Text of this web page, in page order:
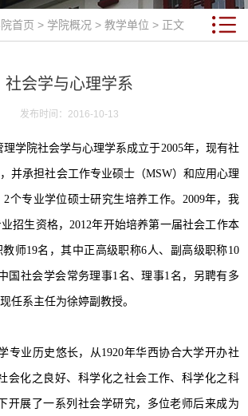
首页 > 学院概况 >教学单位 > 正文
社会学与心理学系
发布时间：2016-10-13
理学院社会学与心理学系成立于2005年，现有社
并承担社会工作专业硕士（MSW）和应用心理
个专业学位硕士研究生培养工作。2009年，我
招生资格，2012年开始培养第一届社会工作本
师19名，其中正高级职称6人、副高级职称10
国社会学会常务理事1名、理事1名，另聘有多
任系主任为徐婷副教授。
专业历史悠长，从1920年华西协合大学开办社
会化之良好、科学化之社会工作、科学化之科
开展了一系列社会学研究，多位老师后来成为